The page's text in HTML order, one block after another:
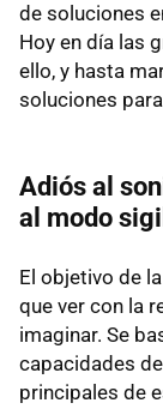
de soluciones
Hoy en día las
ello, y hasta
soluciones
Adiós al
al modo
El objetivo de
que ver con la
imaginar. Se
capacidades de
principales de